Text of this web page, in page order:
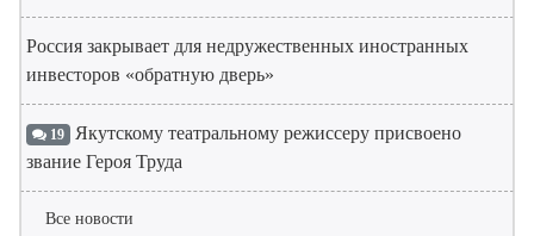
Россия закрывает для недружественных иностранных
инвесторов «обратную дверь»
19 Якутскому театральному режиссеру присвоено
звание Героя Труда
Все новости